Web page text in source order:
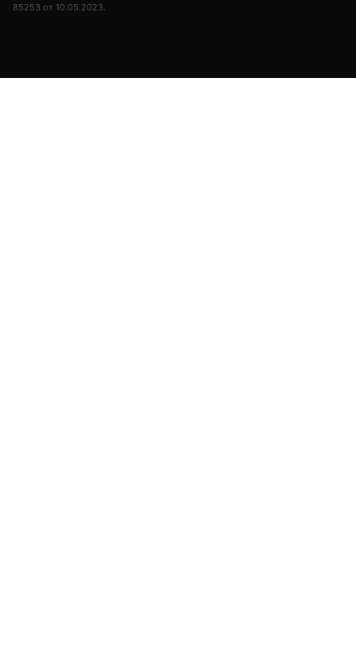
85253 от 10.05.2023.